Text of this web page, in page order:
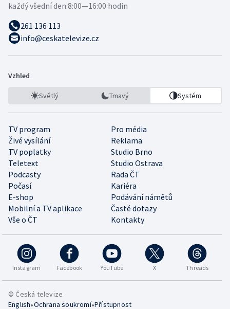
každý všední den:8:00—16:00 hodin
261 136 113
info@ceskatelevize.cz
Vzhled
Světlý Tmavý Systém
TV program
Pro média
Živé vysílání
Reklama
TV poplatky
Studio Brno
Teletext
Studio Ostrava
Podcasty
Rada ČT
Počasí
Kariéra
E-shop
Podávání námětů
Mobilní a TV aplikace
Časté dotazy
Vše o ČT
Kontakty
Instagram Facebook YouTube X Threads
© Česká televize
English•Ochrana soukromí•Přístupnost